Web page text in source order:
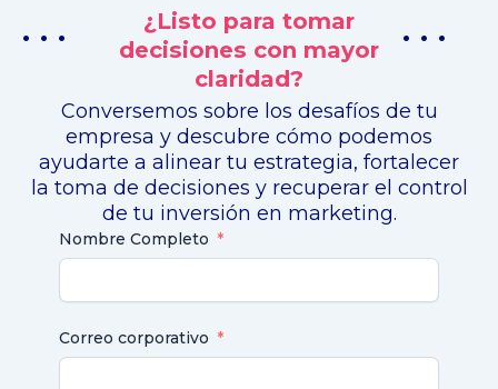
. . .
¿Listo para tomar
decisiones con mayor
claridad?
. . .
Conversemos sobre los desafíos de tu
empresa y descubre cómo podemos
ayudarte a alinear tu estrategia, fortalecer
la toma de decisiones y recuperar el control
de tu inversión en marketing.
Nombre Completo
Correo corporativo